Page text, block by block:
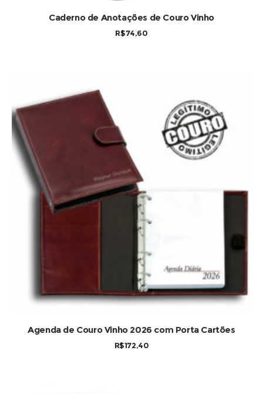
COMPRAR
Caderno de Anotações de Couro Vinho
R$74,60
COMPRAR
Agenda de Couro Vinho 2026 com Porta Cartões
R$172,40